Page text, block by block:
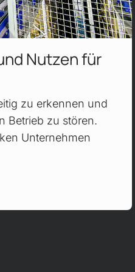
Nutzen für
zu er­kennen und
Betrieb zu stören.
Unter­nehmen